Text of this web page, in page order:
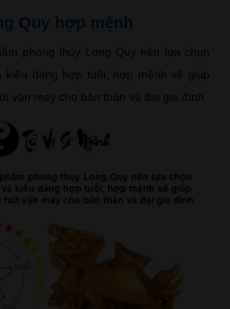
Quy hợp mệnh
phong thủy Long Quy nên lựa chọn
kiểu dáng hợp tuổi, hợp mệnh sẽ giúp
vận may cho bản thân và đại gia đình.